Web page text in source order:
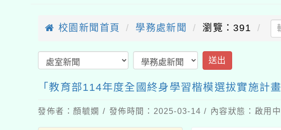
校園新聞首頁 學務處新聞 瀏覽：391
送出
「教育部114年度全國終身學習楷模選拔實施計
發佈者：顏毓嫻 / 發佈時間：2025-03-14 / 內容狀態：啟用中